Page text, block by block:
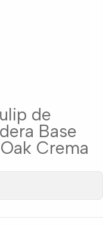
de
Base
Crema